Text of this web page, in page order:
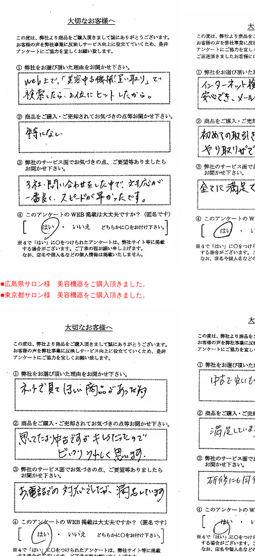
■広島県サロン様 美容機器をご購入頂きました。
■東京都サロン様 美容機器をご購入頂きました。